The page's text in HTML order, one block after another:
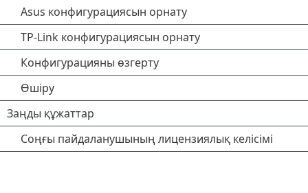
Asus конфигурациясын орнату
TP-Link конфигурациясын орнату
Конфигурацияны өзгерту
Өшіру
Заңды құжаттар
Соңғы пайдаланушының лицензиялық келісімі